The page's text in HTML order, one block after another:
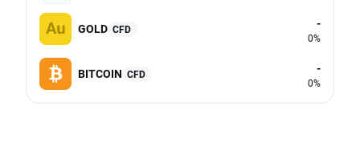
GOLD CFD -
0%
BITCOIN CFD -
0%